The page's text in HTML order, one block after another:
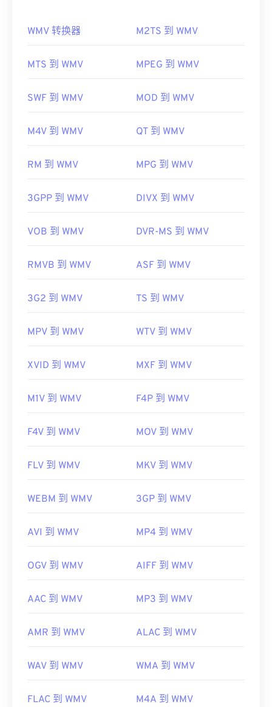
大多数媒体播放器都可以打开和读取 WMV（和
Microsoft Windows Media Player。WMV和 ASF 是
VLCMedia Player
是另一个可靠的选择，它可以跨多
WMV 也很容易转换为其他视频文件类型。但是，请
具。
开发者：微软
有用的链接：
WMV 转换器 M2TS 到 WMV
MTS 到 WMV MPEG 到 WMV
SWF 到 WMV MOD 到 WMV
M4V 到 WMV QT 到 WMV
RM 到 WMV MPG 到 WMV
3GPP 到 WMV DIVX 到 WMV
VOB 到 WMV DVR-MS 到 WMV
RMVB 到 WMV ASF 到 WMV
3G2 到 WMV TS 到 WMV
MPV 到 WMV WTV 到 WMV
XVID 到 WMV MXF 到 WMV
M1V 到 WMV F4P 到 WMV
F4V 到 WMV MOV 到 WMV
FLV 到 WMV MKV 到 WMV
WEBM 到 WMV 3GP 到 WMV
AVI 到 WMV MP4 到 WMV
OGV 到 WMV AIFF 到 WMV
AAC 到 WMV MP3 到 WMV
AMR 到 WMV ALAC 到 WMV
WAV 到 WMV WMA 到 WMV
FLAC 到 WMV M4A 到 WMV